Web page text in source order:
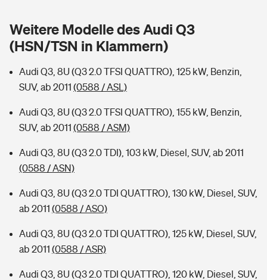
Wer versichert was: Jetzt Versicherer finden
Sie haben Fragen?
Musikinstrumentenversicherung
Zur Übersicht
Kinderunfall-Check: Mehr Sicherheit für deine Kids
Typklassen: So ist Ihr Auto eingestuft
Rentenrechner: Wie viel Geld bekomme ich im Alter?
Weitere Modelle des Audi Q3
(HSN/TSN in Klammern)
Audi Q3, 8U (Q3 2.0 TFSI QUATTRO), 125 kW, Benzin,
SUV, ab 2011 (0588 / ASL)
Audi Q3, 8U (Q3 2.0 TFSI QUATTRO), 155 kW, Benzin,
SUV, ab 2011 (0588 / ASM)
Audi Q3, 8U (Q3 2.0 TDI), 103 kW, Diesel, SUV, ab 2011
(0588 / ASN)
Audi Q3, 8U (Q3 2.0 TDI QUATTRO), 130 kW, Diesel, SUV,
ab 2011 (0588 / ASO)
Audi Q3, 8U (Q3 2.0 TDI QUATTRO), 125 kW, Diesel, SUV,
ab 2011 (0588 / ASR)
Audi Q3, 8U (Q3 2.0 TDI QUATTRO), 120 kW, Diesel, SUV,